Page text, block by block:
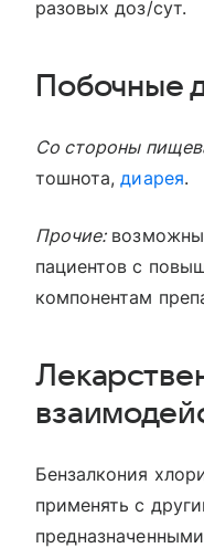
разовых доз/сут.
Побочные
Со стороны
тошнота,диарея.
Прочие:возможны
пациентов с
компонентам
Бензалкония
применять с